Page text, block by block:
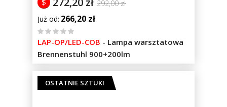
292,00 zł
$
Już od 266,20 zł
%
100
LAP-OP/LED-COB - Lampa warsztatowa
Brennenstuhl 900+200lm
OSTATNIE SZTUKI